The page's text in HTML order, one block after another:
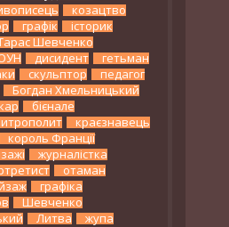
козацтво
графік
історик
Шевченко
дисидент
гетьман
скульптор
педагог
Богдан Хмельницький
бієнале
краєзнавець
король Франції
журналістка
отаман
графіка
Шевченко
Литва жупа